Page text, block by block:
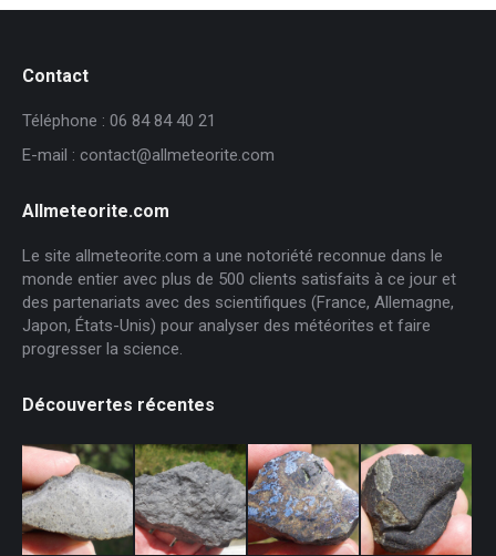
Contact
Téléphone : 06 84 84 40 21
E-mail : contact@allmeteorite.com
Allmeteorite.com
Le site allmeteorite.com a une notoriété reconnue dans le
monde entier avec plus de 500 clients satisfaits à ce jour et
des partenariats avec des scientifiques (France, Allemagne,
Japon, États-Unis) pour analyser des météorites et faire
progresser la science.
Découvertes récentes